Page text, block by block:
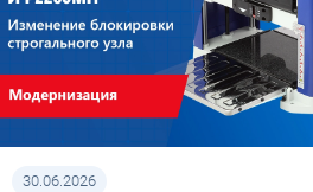
30.06.2026